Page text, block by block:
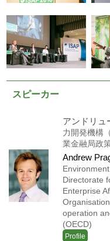
スピーカー
アンドリ
力開発機構
業金融局政
Andrew
Directorate
Enterprise
operation
(OECD)
Profile